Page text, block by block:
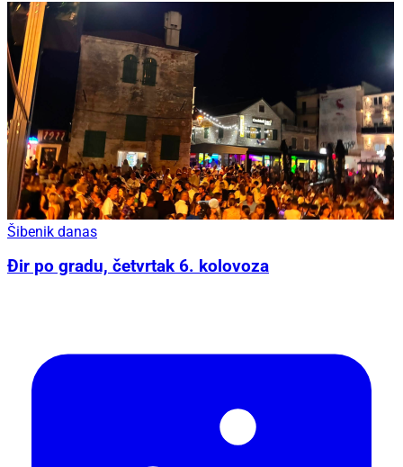
Šibenik danas
Đir po gradu, četvrtak 6. kolovoza